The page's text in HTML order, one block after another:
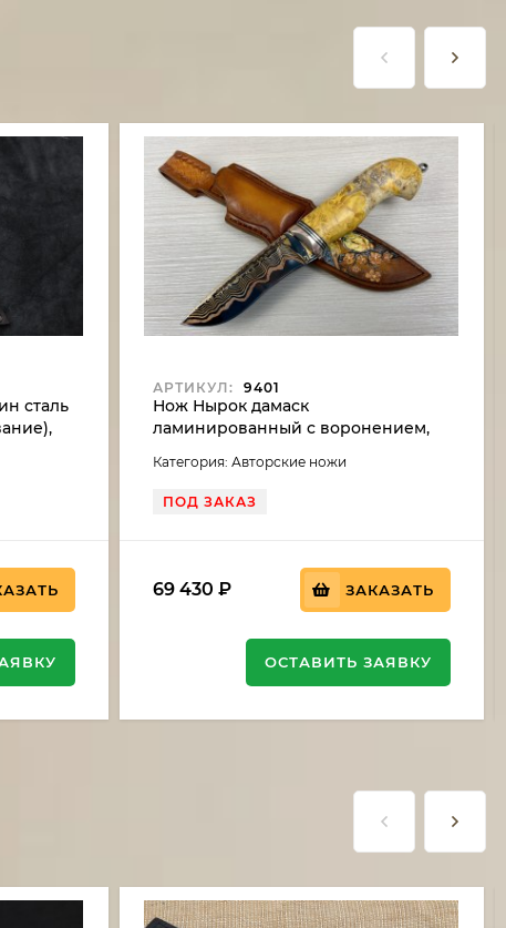
сталь
АРТИКУЛ: 9401
Нож Нырок дамаск
ламинированный с воронением,
клена, мокуме-гане
Категория: Авторские ножи
ПОД ЗАКАЗ
69 430 ₽ ЗАКАЗАТЬ
ОСТАВИТЬ ЗАЯВКУ